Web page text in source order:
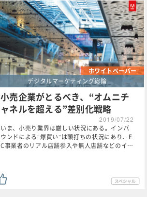
ホワイトペーパー
デジタルマーケティング総論
小売企業がとるべき、“オムニチ
ャネルを超える”差別化戦略
2019/07/22
いま、小売り業界は厳しい状況にある。インバ
ウンドによる"爆買い"は頭打ちの状況にあり、E
C事業者のリアル店舗参入や無人店舗などのイ…